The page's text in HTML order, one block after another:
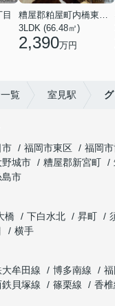
糟屋郡粕屋町内橋東２丁目
3LDK (66.48㎡)
2,390万円
覧 室見駅
市 福岡市東区
福岡
野城市 糟屋郡新宮町
島市
橋 下白水北 昇町
横手
牟田線 博多南線
鉄貝塚線 篠栗線 香椎